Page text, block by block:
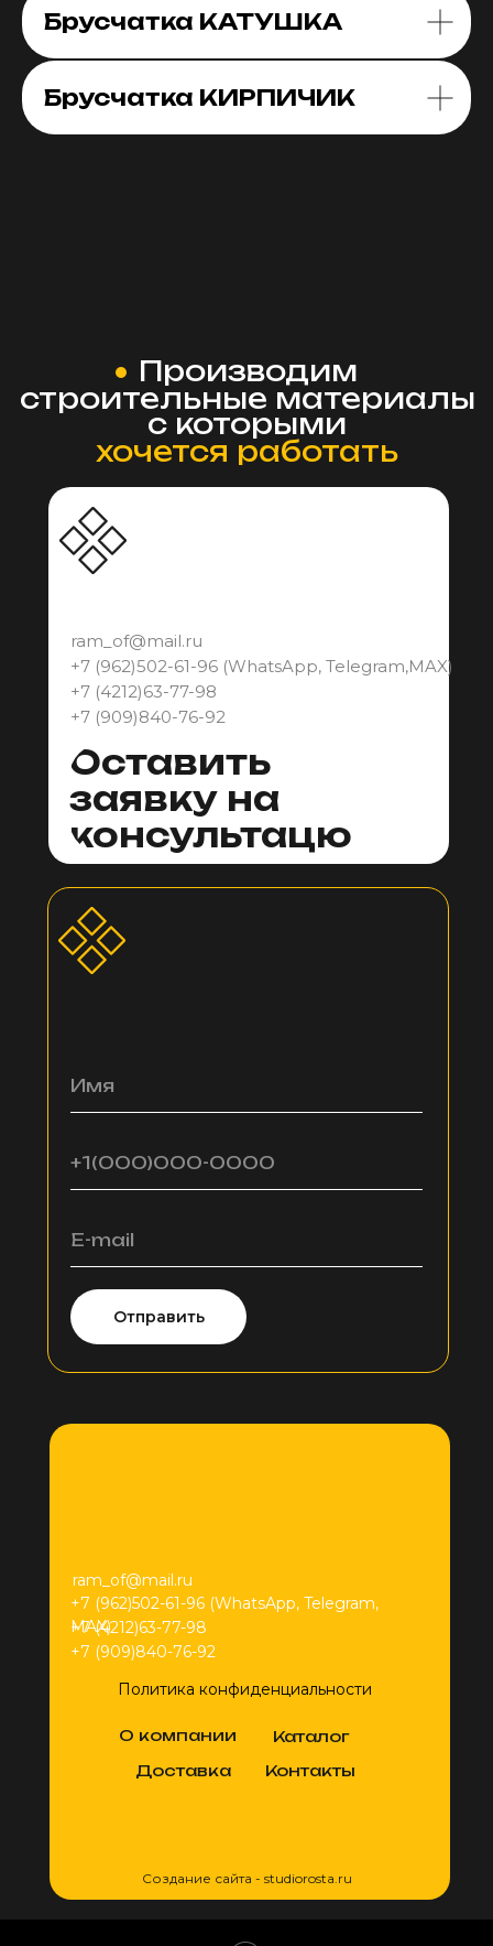
Брусчатка КАТУШКА
Брусчатка КИРПИЧИК
Производим
строительные материалы
с которыми
хочется работать
Оставить
заявку на
консультацю
ram_of@mail.ru
+7 (962)502-61-96 (WhatsApp, Telegram,MAX)
+7 (4212)63-77-98
+7 (909)840-76-92
Имя
+1(000)000-0000
E-mail
Отправить
ram_of@mail.ru
+7 (962)502-61-96 (WhatsApp, Telegram,
MAX)
+7 (4212)63-77-98
+7 (909)840-76-92
Контакты
Доставка
Каталог
О компании
Создание сайта - studiorosta.ru
Политика конфиденциальности